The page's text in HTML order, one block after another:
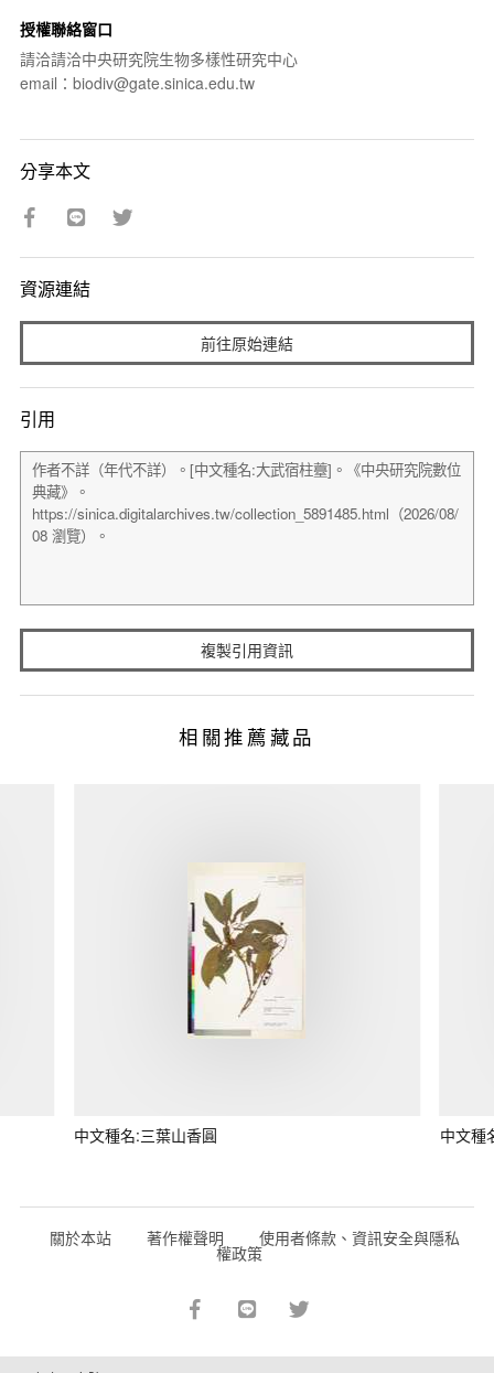
授權聯絡窗口
請洽請洽中央研究院生物多樣性研究中心
email：biodiv@gate.sinica.edu.tw
分享本文
資源連結
前往原始連結
引用
複製引用資訊
相關推薦藏品
中文種名:三葉山香圓 中文種
關於本站 著作權聲明 使用者條款、資訊安全與隱私
權政策